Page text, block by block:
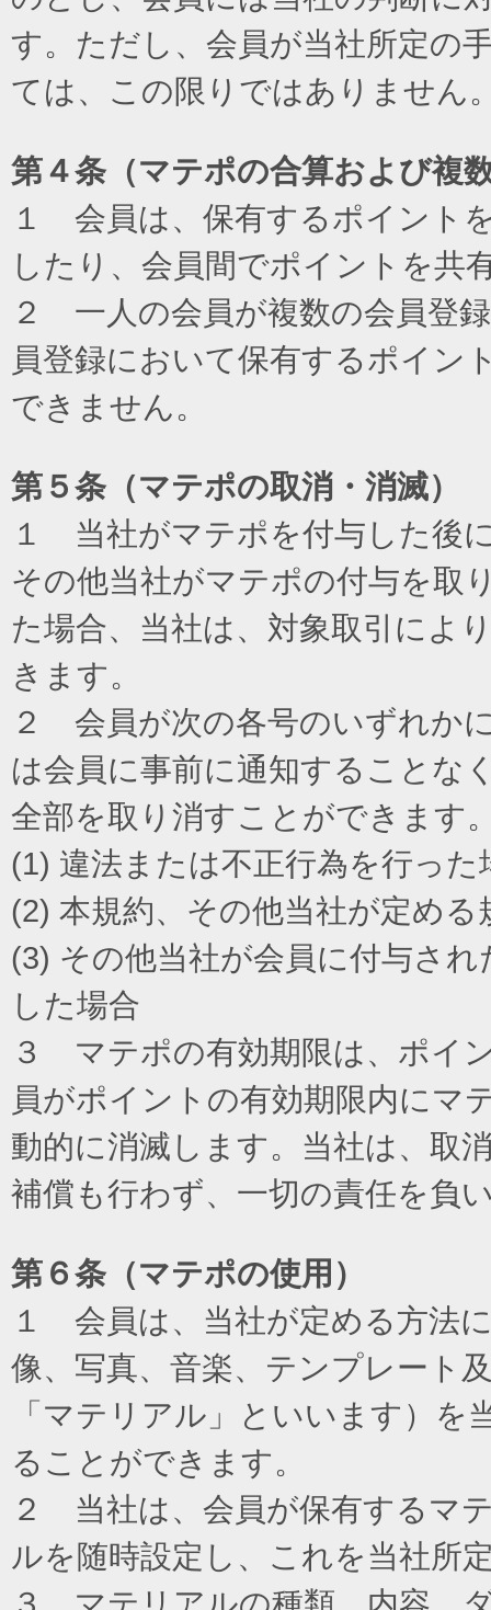
す。ただし、会員が当社所定の
ては、この限りではありません
第４条（マテポの合算および複
１ 会員は、保有するポイント
したり、会員間でポイントを共
２ 一人の会員が複数の会員登
員登録において保有するポイン
できません。
第５条（マテポの取消・消滅）
１ 当社がマテポを付与した後
その他当社がマテポの付与を取
た場合、当社は、対象取引によ
きます。
２ 会員が次の各号のいずれか
は会員に事前に通知することな
全部を取り消すことができます
(1) 違法または不正行為を行った
(2) 本規約、その他当社が定め
(3) その他当社が会員に付与さ
した場合
３ マテポの有効期限は、ポイ
員がポイントの有効期限内にマ
動的に消滅します。当社は、取
補償も行わず、一切の責任を負
第６条（マテポの使用）
１ 会員は、当社が定める方法
像、写真、音楽、テンプレート
「マテリアル」といいます）
ることができます。
２ 当社は、会員が保有するマ
ルを随時設定し、これを当社所